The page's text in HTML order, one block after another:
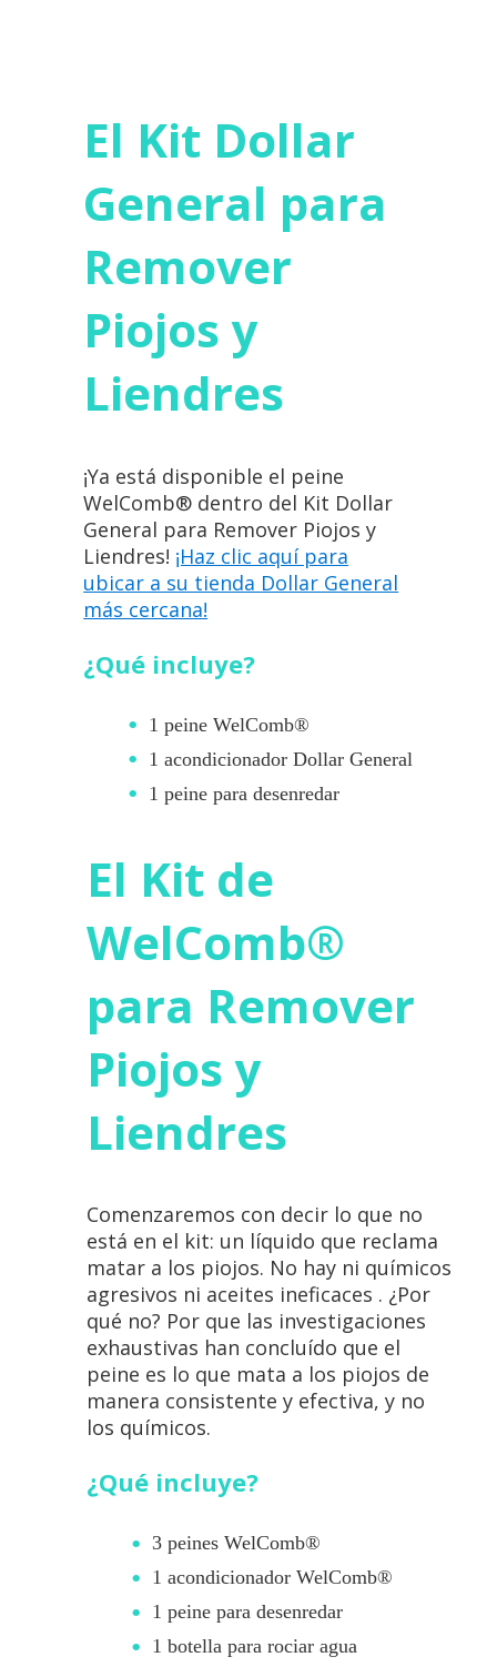
El Kit Dollar
General para
Remover
Piojos y
Liendres
¡Ya está disponible el peine
WelComb® dentro del Kit Dollar
General para Remover Piojos y
Liendres! ¡Haz clic aquí para
ubicar a su tienda Dollar General
más cercana!
¿Qué incluye?
1 peine WelComb®
1 acondicionador Dollar General
1 peine para desenredar
El Kit de
WelComb®
para Remover
Piojos y
Liendres
Comenzaremos con decir lo que no
está en el kit: un líquido que reclama
matar a los piojos. No hay ni químicos
agresivos ni aceites ineficaces . ¿Por
qué no? Por que las investigaciones
exhaustivas han concluído que el
peine es lo que mata a los piojos de
manera consistente y efectiva, y no
los químicos.
¿Qué incluye?
3 peines WelComb®
1 acondicionador WelComb®
1 peine para desenredar
1 botella para rociar agua